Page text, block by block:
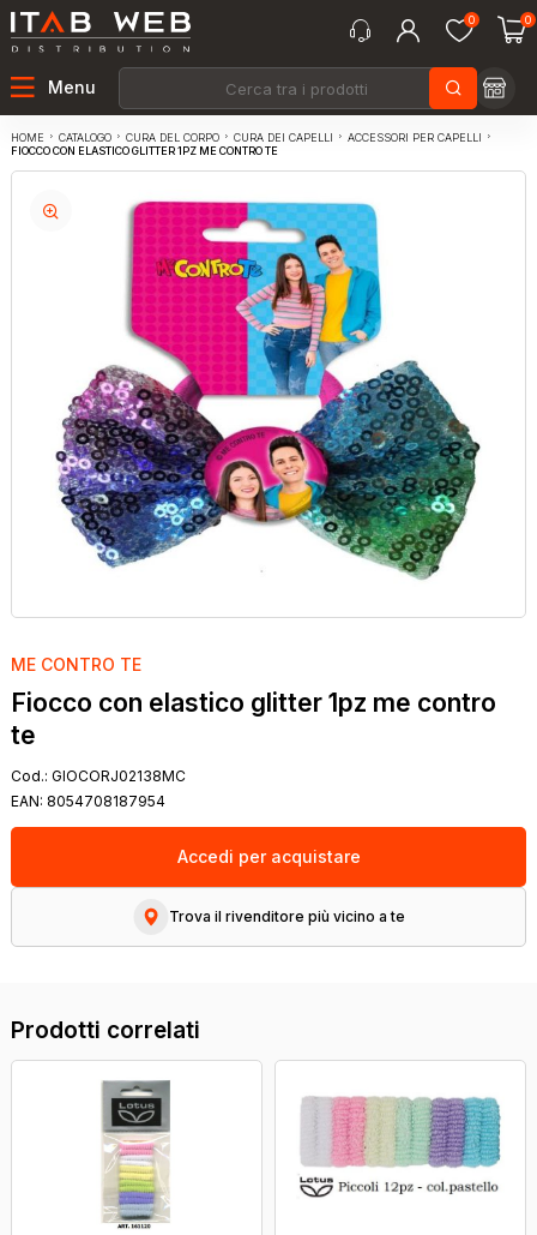
0 0
Menu
HOME CATALOGO CURA DEL CORPO CURA DEI CAPELLI
ACCESSORI PER CAPELLI
FIOCCO CON ELASTICO GLITTER 1PZ ME CONTRO TE
ME CONTRO TE
Fiocco con elastico glitter 1pz me contro
te
Cod.: GIOCORJ02138MC
EAN: 8054708187954
Accedi per acquistare
Trova il rivenditore più vicino a te
Prodotti correlati